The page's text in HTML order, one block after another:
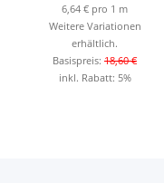
6,64 € pro 1 m
Weitere Variationen
erhältlich.
Basispreis: 18,60 €
inkl. Rabatt: 5%